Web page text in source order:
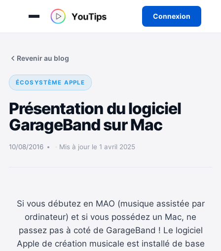
Connexion
Revenir au blog
ÉCOSYSTÈME APPLE
Présentation du logiciel
GarageBand sur Mac
10/08/2016 Mis à jour le 1 avril 2025
Si vous débutez en MAO (musique assistée par
ordinateur) et si vous possédez un Mac, ne
passez pas à coté de GarageBand ! Le logiciel
Apple de création musicale est installé de base